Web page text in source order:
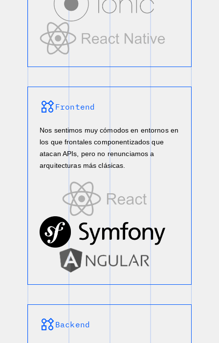
Frontend
Nos sentimos muy cómodos en entornos en
los que frontales componentizados que
atacan APIs, pero no renunciamos a
arquitecturas más clásicas.
Backend